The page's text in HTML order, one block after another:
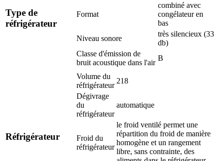
Type de
réfrigérateur
Format
combiné avec
congélateur en
bas
Niveau sonore
très silencieux (33
db)
Classe d'émission de
bruit acoustique dans l'air
B
Réfrigérateur
Volume du
réfrigérateur
218
Dégivrage
du
réfrigérateur
automatique
Froid du
réfrigérateur
le froid ventilé permet une
répartition du froid de manière
homogène et un rangement
libre, sans contrainte, des